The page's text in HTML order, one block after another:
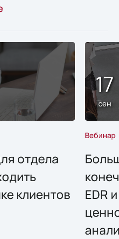
отдела
клиентов
17
сен
Вебинар
EDR